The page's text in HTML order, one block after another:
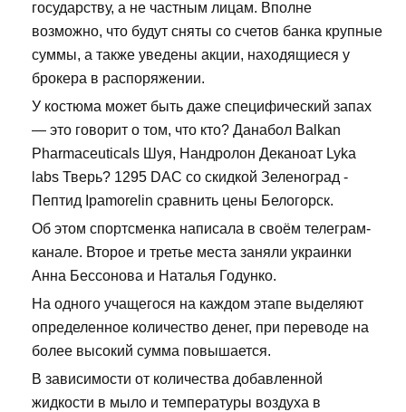
государству, а не частным лицам. Вполне
возможно, что будут сняты со счетов банка крупные
суммы, а также уведены акции, находящиеся у
брокера в распоряжении.
У костюма может быть даже специфический запах
— это говорит о том, что кто? Данабол Balkan
Pharmaceuticals Шуя, Нандролон Деканоат Lyka
labs Тверь? 1295 DAC со скидкой Зеленоград -
Пептид Ipamorelin сравнить цены Белогорск.
Об этом спортсменка написала в своём телеграм-
канале. Второе и третье места заняли украинки
Анна Бессонова и Наталья Годунко.
На одного учащегося на каждом этапе выделяют
определенное количество денег, при переводе на
более высокий сумма повышается.
В зависимости от количества добавленной
жидкости в мыло и температуры воздуха в